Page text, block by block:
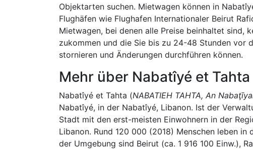
Objektarten suchen. Mietwagen können in
Flughäfen wie Flughafen Internationaler Beirut
Mietwagen, bei denen alle Preise beinhaltet sind,
zukommen und die Sie bis zu 24-48 Stunden vor
stornieren und Änderungen durchführen können.
Mehr über Nabatîyé et Tahta
Nabatîyé et Tahta (NABATIEH TAHTA, An
Nabatîyé, in der Nabatîyé, Libanon. Ist der
Stadt mit den erst-meisten Einwohnern in der
Libanon. Rund 120 000 (2018) Menschen leben
der Umgebung sind Beirut (ca. 1 916 100 Einw.),